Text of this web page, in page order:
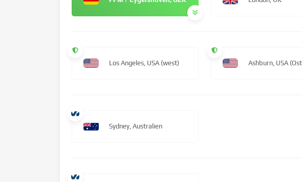
Los Angeles, USA (west) Ashburn, USA
Sydney, Australien